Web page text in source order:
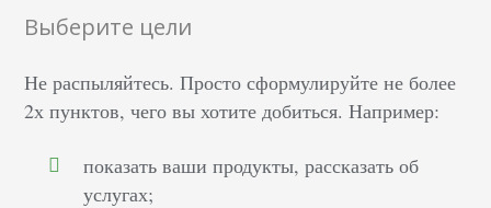
Выберите цели
Не распыляйтесь. Просто сформулируйте не более
2х пунктов, чего вы хотите добиться. Например:
показать ваши продукты, рассказать об
услугах;